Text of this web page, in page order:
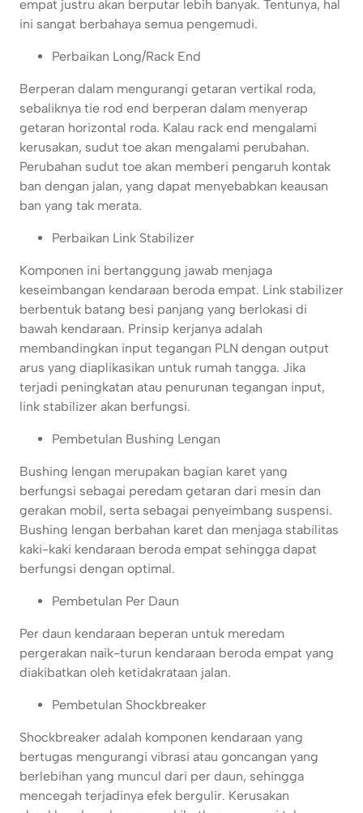
empat justru akan berputar lebih banyak. Tentunya, hal
ini sangat berbahaya semua pengemudi.
Perbaikan Long/Rack End
Berperan dalam mengurangi getaran vertikal roda,
sebaliknya tie rod end berperan dalam menyerap
getaran horizontal roda. Kalau rack end mengalami
kerusakan, sudut toe akan mengalami perubahan.
Perubahan sudut toe akan memberi pengaruh kontak
ban dengan jalan, yang dapat menyebabkan keausan
ban yang tak merata.
Perbaikan Link Stabilizer
Komponen ini bertanggung jawab menjaga
keseimbangan kendaraan beroda empat. Link stabilizer
berbentuk batang besi panjang yang berlokasi di
bawah kendaraan. Prinsip kerjanya adalah
membandingkan input tegangan PLN dengan output
arus yang diaplikasikan untuk rumah tangga. Jika
terjadi peningkatan atau penurunan tegangan input,
link stabilizer akan berfungsi.
Pembetulan Bushing Lengan
Bushing lengan merupakan bagian karet yang
berfungsi sebagai peredam getaran dari mesin dan
gerakan mobil, serta sebagai penyeimbang suspensi.
Bushing lengan berbahan karet dan menjaga stabilitas
kaki-kaki kendaraan beroda empat sehingga dapat
berfungsi dengan optimal.
Pembetulan Per Daun
Per daun kendaraan beperan untuk meredam
pergerakan naik-turun kendaraan beroda empat yang
diakibatkan oleh ketidakrataan jalan.
Pembetulan Shockbreaker
Shockbreaker adalah komponen kendaraan yang
bertugas mengurangi vibrasi atau goncangan yang
berlebihan yang muncul dari per daun, sehingga
mencegah terjadinya efek bergulir. Kerusakan